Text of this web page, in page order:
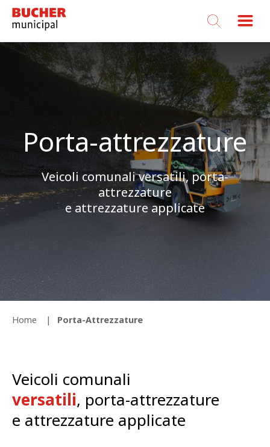
Bucher
Municipal
Porta-attrezzature
Veicoli comunali versatili, porta-
attrezzature
e attrezzature applicate
Home Porta-Attrezzature
Veicoli comunali
versatili, porta-attrezzature
e attrezzature applicate